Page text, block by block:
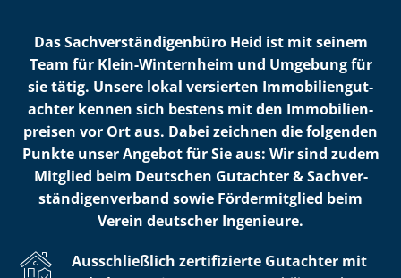
Das Sach­ver­stän­di­gen­bü­ro Heid ist mit seinem
Team für Klein-Winternheim und Umgebung für
sie tätig. Unsere lokal versierten Im­mo­bi­li­en­gut­
ach­ter kennen sich bestens mit den Im­mo­bi­li­en­
prei­sen vor Ort aus. Dabei zeichnen die folgenden
Punkte unser Angebot für Sie aus: Wir sind zudem
Mitglied beim Deutschen Gutachter & Sach­ver­
stän­di­gen­ver­band sowie Fördermitglied beim
Verein deutscher Ingenieure.
Ausschließlich zertifizierte Gutachter mit